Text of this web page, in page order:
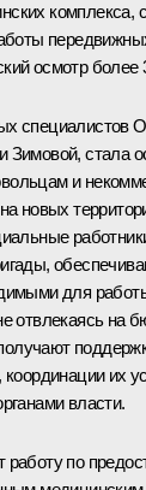
комплекса,
осмотр более
специалистов
Зимовой, стала
и
новых
для
отвлекаясь на
их
власти.
по